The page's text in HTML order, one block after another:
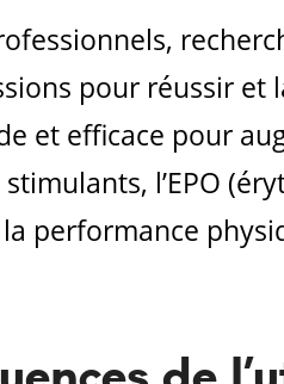
pour réussir
et efficace pour
l’EPO
performance